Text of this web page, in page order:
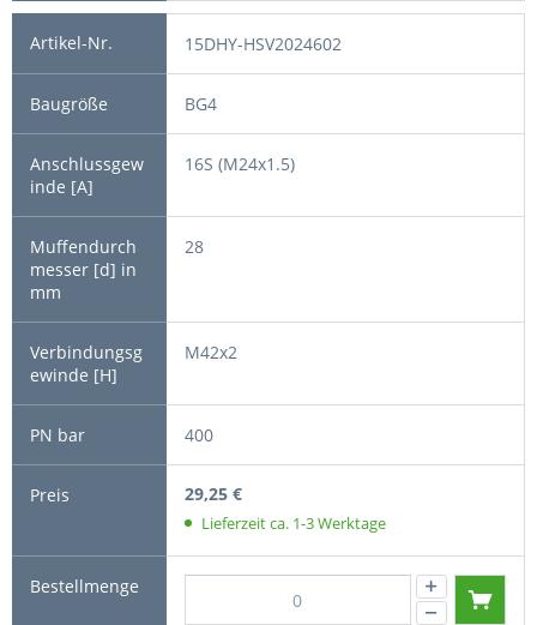
15DHY-HSV2024602
BG4
16S (M24x1.5)
28
M42x2
400
29,25 €
Lieferzeit ca. 1-3 Werktage